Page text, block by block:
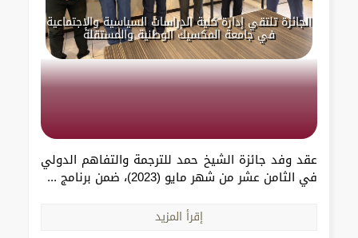
الجائزة تلتقي إدارة كلية الدراسات السياسية والإجتماعية
في جامعة المكسيك الوطنية والمستقلة
عقد وفد جائزة الشيخ حمد للترجمة والتفاهم الدولي
في الثامن عشر من شهر مايو (2023)، ضمن برنامج ...
إقرأ المزيد